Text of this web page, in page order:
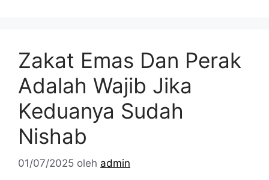
Zakat Emas Dan Perak
Adalah Wajib Jika
Keduanya Sudah
Nishab
01/07/2025 oleh admin